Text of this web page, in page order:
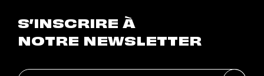
S’INSCRIRE À
NOTRE NEWSLETTER